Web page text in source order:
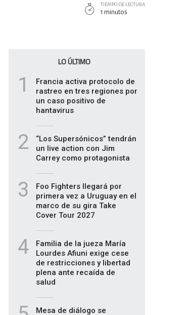
TIEMPO DE LECTURA
1 minutos
LO ÚLTIMO
1
Francia activa protocolo de
rastreo en tres regiones por
un caso positivo de
hantavirus
2
“Los Supersónicos” tendrán
un live action con Jim
Carrey como protagonista
3
Foo Fighters llegará por
primera vez a Uruguay en el
marco de su gira Take
Cover Tour 2027
4
Familia de la jueza María
Lourdes Afiuni exige cese
de restricciones y libertad
plena ante recaída de
salud
Mesa de diálogo se